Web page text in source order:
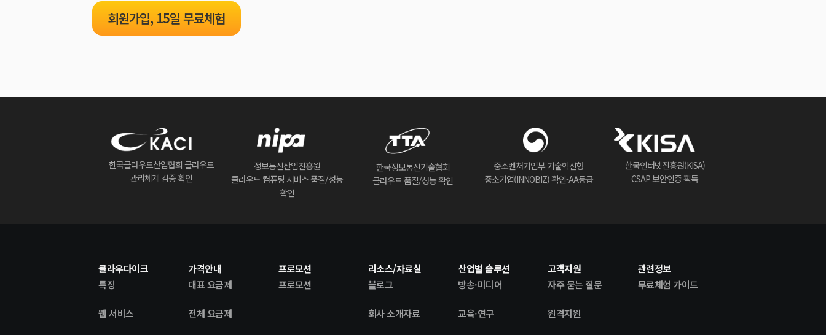
회원가입, 15일 무료체험
한국클라우드산업협회 클라우드
관리체계 검증 확인
정보통신산업진흥원
클라우드 컴퓨팅 서비스 품질/성능
확인
한국정보통신기술협회
클라우드 품질/성능 확인
중소벤처기업부 기술혁신형
중소기업(INNOBIZ) 확인-AA등급
한국인터넷진흥원(KISA)
CSAP 보안인증 획득
클라우다이크
특징
웹 서비스
가격안내
대표 요금제
전체 요금제
프로모션
프로모션
리소스/자료실
블로그
회사 소개자료
산업별 솔루션
방송·미디어
교육·연구
고객지원
자주 묻는 질문
원격지원
관련정보
무료체험 가이드